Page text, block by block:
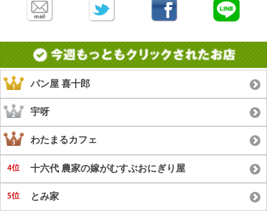
パン屋 喜十郎
宇呀
わたまるカフェ
十六代 農家の嫁がむすぶおにぎり屋
とみ家